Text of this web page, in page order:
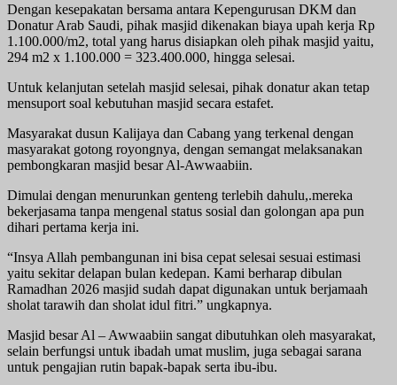
Dengan kesepakatan bersama antara Kepengurusan DKM dan
Donatur Arab Saudi, pihak masjid dikenakan biaya upah kerja Rp
1.100.000/m2, total yang harus disiapkan oleh pihak masjid yaitu,
294 m2 x 1.100.000 = 323.400.000, hingga selesai.
Untuk kelanjutan setelah masjid selesai, pihak donatur akan tetap
mensuport soal kebutuhan masjid secara estafet.
Masyarakat dusun Kalijaya dan Cabang yang terkenal dengan
masyarakat gotong royongnya, dengan semangat melaksanakan
pembongkaran masjid besar Al-Awwaabiin.
Dimulai dengan menurunkan genteng terlebih dahulu,.mereka
bekerjasama tanpa mengenal status sosial dan golongan apa pun
dihari pertama kerja ini.
“Insya Allah pembangunan ini bisa cepat selesai sesuai estimasi
yaitu sekitar delapan bulan kedepan. Kami berharap dibulan
Ramadhan 2026 masjid sudah dapat digunakan untuk berjamaah
sholat tarawih dan sholat idul fitri.” ungkapnya.
Masjid besar Al – Awwaabiin sangat dibutuhkan oleh masyarakat,
selain berfungsi untuk ibadah umat muslim, juga sebagai sarana
untuk pengajian rutin bapak-bapak serta ibu-ibu.